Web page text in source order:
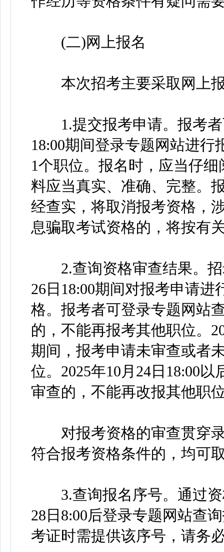
(二)网上报名
本次招考主要采取网上报
1.提交报考申请。报考者
18:00期间登录专题网站进
1个职位。报名时，应当仔
料应当真实、准确、完整。
经查实，将取消报考资格，
息骗取考试资格的，将按有
2.查询资格审查结果。招
26日18:00期间对报考申请
格。报考者可登录专题网站
的，不能再报考其他职位。
期间，报考申请未审查或者
位。2025年10月24日18:00
审查的，不能再改报其他职
对报考资格的审查贯穿录
符合报考资格条件的，均可
3.查询报名序号。通过资
28日8:00后登录专题网站查
考证时需提供该序号，请务